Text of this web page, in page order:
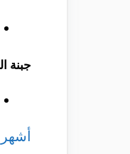
جبنة